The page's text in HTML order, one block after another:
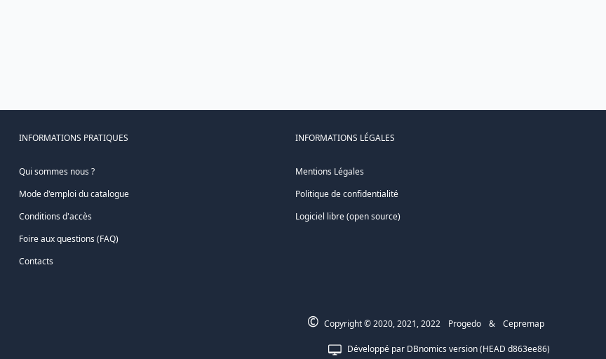
INFORMATIONS PRATIQUES
Qui sommes nous ?
Mode d'emploi du catalogue
Conditions d'accès
Foire aux questions (FAQ)
Contacts
INFORMATIONS LÉGALES
Mentions Légales
Politique de confidentialité
Logiciel libre (open source)
Développé parDBnomics version(HEAD d863ee86)
© Copyright © 2020, 2021, 2022 Progedo & Cepremap